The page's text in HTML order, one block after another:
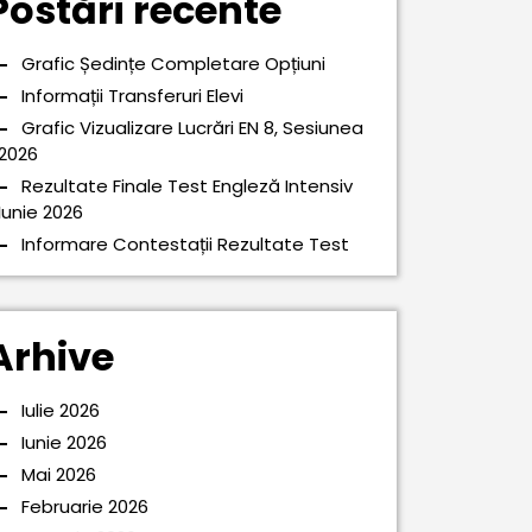
Grafic Ședințe Completare Opțiuni
Informații Transferuri Elevi
Grafic Vizualizare Lucrări EN 8, Sesiunea
Rezultate Finale Test Engleză Intensiv
2026
Informare Contestații Rezultate Test
Iulie 2026
Iunie 2026
Mai 2026
Februarie 2026